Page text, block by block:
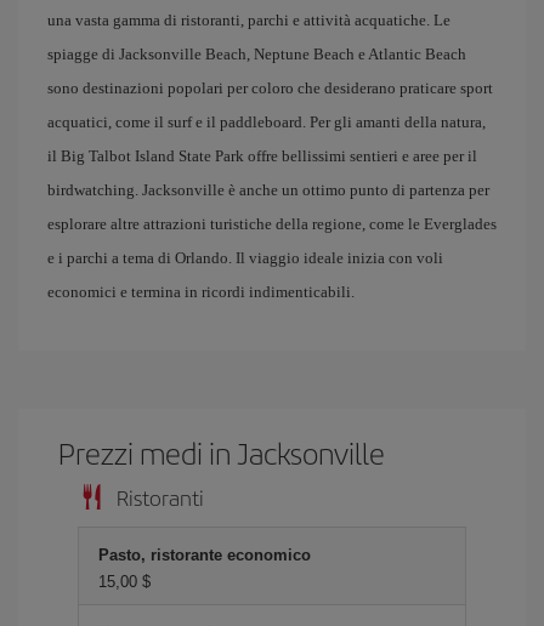
una vasta gamma di ristoranti, parchi e attività acquatiche. Le
spiagge di Jacksonville Beach, Neptune Beach e Atlantic Beach
sono destinazioni popolari per coloro che desiderano praticare sport
acquatici, come il surf e il paddleboard. Per gli amanti della natura,
il Big Talbot Island State Park offre bellissimi sentieri e aree per il
birdwatching. Jacksonville è anche un ottimo punto di partenza per
esplorare altre attrazioni turistiche della regione, come le Everglades
e i parchi a tema di Orlando. Il viaggio ideale inizia con voli
economici e termina in ricordi indimenticabili.
Prezzi medi in Jacksonville
Ristoranti
Pasto, ristorante economico
15,00 $